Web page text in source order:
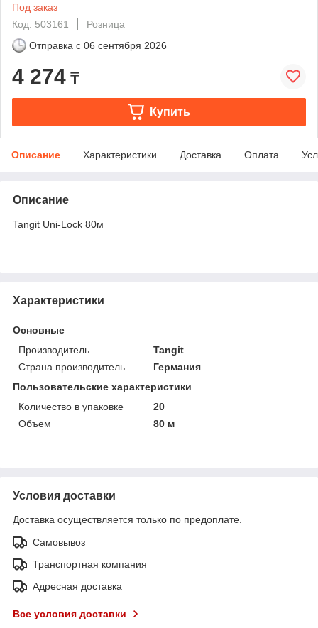
Под заказ
Код: 503161
Розница
Отправка с 06 сентября 2026
4 274 ₸
Купить
Описание Характеристики Доставка Оплата
Описание
Tangit Uni-Lock 80м
Характеристики
Основные
Производитель
Tangit
Страна производитель
Германия
Пользовательские характеристики
Количество в упаковке
20
Объем
80 м
Условия доставки
Доставка осуществляется только по предоплате.
Самовывоз
Транспортная компания
Адресная доставка
Все условия доставки